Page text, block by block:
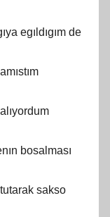
egıldıgım de
bosalması
sakso